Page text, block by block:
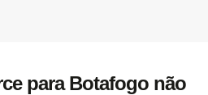
para Botafogo não